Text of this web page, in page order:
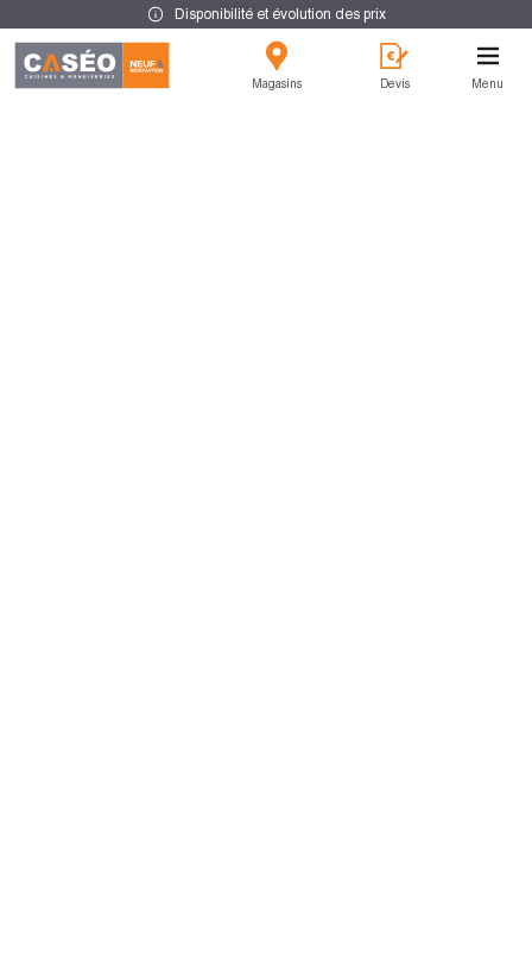
Disponibilité et évolution des prix
Magasins Devis Menu